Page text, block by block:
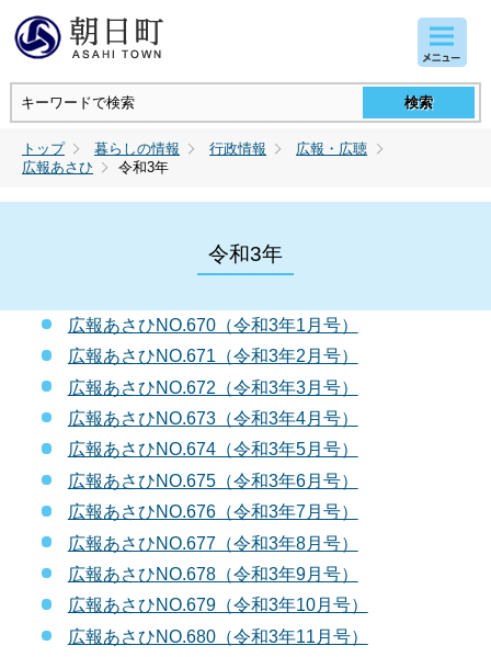
トップ 暮らしの情報 行政情報
広報・広聴
広報あさひ
令和3年
令和3年
広報あさひNO.670（令和3年1月号）
広報あさひNO.671（令和3年2月号）
広報あさひNO.672（令和3年3月号）
広報あさひNO.673（令和3年4月号）
広報あさひNO.674（令和3年5月号）
広報あさひNO.675（令和3年6月号）
広報あさひNO.676（令和3年7月号）
広報あさひNO.677（令和3年8月号）
広報あさひNO.678（令和3年9月号）
広報あさひNO.679（令和3年10月号）
広報あさひNO.680（令和3年11月号）